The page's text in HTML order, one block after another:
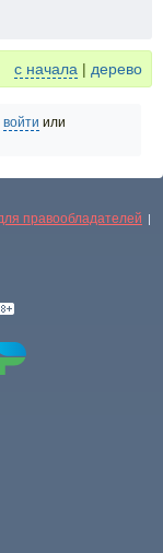
с начала | дерево
войти или
правообладателей |